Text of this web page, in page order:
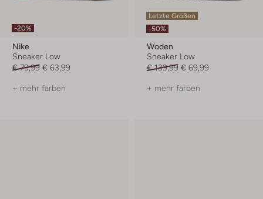
-20%
Nike
Sneaker Low
€ 79,99 € 63,99
+ mehr farben
Letzte Größen
-50%
Woden
Sneaker Low
€ 139,99 € 69,99
+ mehr farben